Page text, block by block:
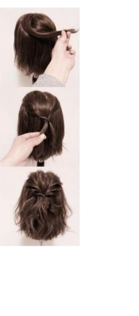
волосами
Волос в виде
Волос на короткие
волосы